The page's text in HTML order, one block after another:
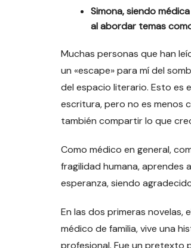
Simona, siendo
al abordar temas
Muchas personas que han
un «escape» para mí del
del espacio literario. Esto es
escritura, pero no es menos
también compartir lo que
Como médico en general,
fragilidad humana, aprendes
esperanza, siendo
En las dos primeras novelas,
médico de familia, vive una
profesional. Fue un pretexto